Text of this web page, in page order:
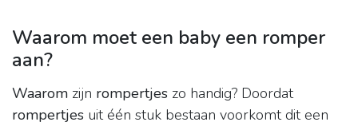
Waarom moet een baby een romper
aan?
Waarom zijn rompertjes zo handig? Doordat
rompertjes uit één stuk bestaan voorkomt dit een